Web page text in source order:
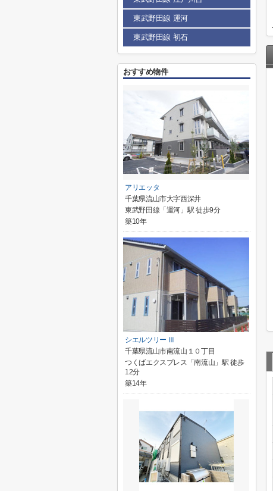
東武野田線 運河
東武野田線 初石
おすすめ物件
アリエッタ
千葉県流山市大字西深井
東武野田線「運河」駅 徒歩9分
築10年
シエルツリー Ⅲ
千葉県流山市南流山１０丁目
つくばエクスプレス「南流山」駅 徒歩
12分
築14年